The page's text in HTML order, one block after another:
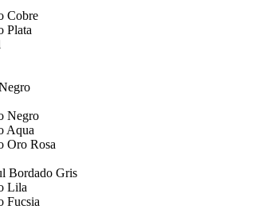
Cobre
Plata
Negro
Aqua
Oro Rosa
Bordado Gris
Lila
Fucsia